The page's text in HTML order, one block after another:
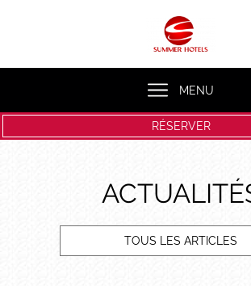
MENU
RÉSERVER
TOUS LES ARTICLES